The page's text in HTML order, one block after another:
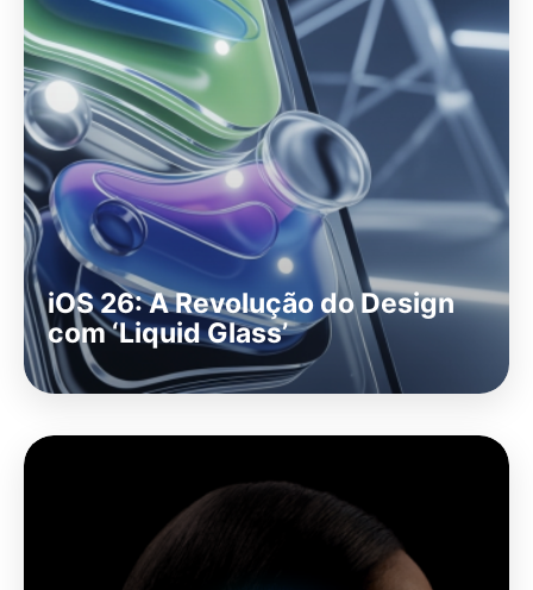
iOS 26: A Revolução do Design
com ‘Liquid Glass’